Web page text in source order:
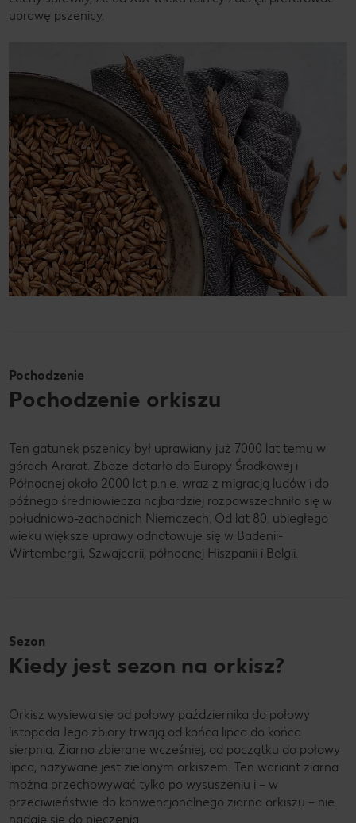
uprawę pszenicy.
Pochodzenie
Pochodzenie orkiszu
Ten gatunek pszenicy był uprawiany już 7000 lat temu w
górach Ararat. Zboże dotarło do Europy Środkowej i
Północnej około 2000 lat p.n.e. wraz z migracją ludów i do
późnego średniowiecza najbardziej rozpowszechniło się w
południowo-zachodnich Niemczech. Od lat 80. ubiegłego
wieku większe uprawy odnotowuje się w Badenii-
Wirtembergii, Szwajcarii, północnej Hiszpanii i Belgii.
Sezon
Kiedy jest sezon na orkisz?
Orkisz wysiewa się od połowy października do połowy
listopada Jego zbiory trwają od końca lipca do końca
sierpnia. Ziarno zbierane wcześniej, od początku do połowy
lipca, nazywane jest zielonym orkiszem. Ten wariant ziarna
można przechowywać tylko po wysuszeniu i – w
przeciwieństwie do konwencjonalnego ziarna orkiszu – nie
nadaje się do pieczenia.